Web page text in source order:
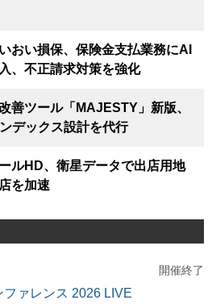
おい損保、保険金支払業務にAI
、不正請求対策を強化
善ツール「MAJESTY」新版、
デックス設計を代行
ルHD、衛星データで出店用地
を加速
開催終了
ァレンス 2026 LIVE